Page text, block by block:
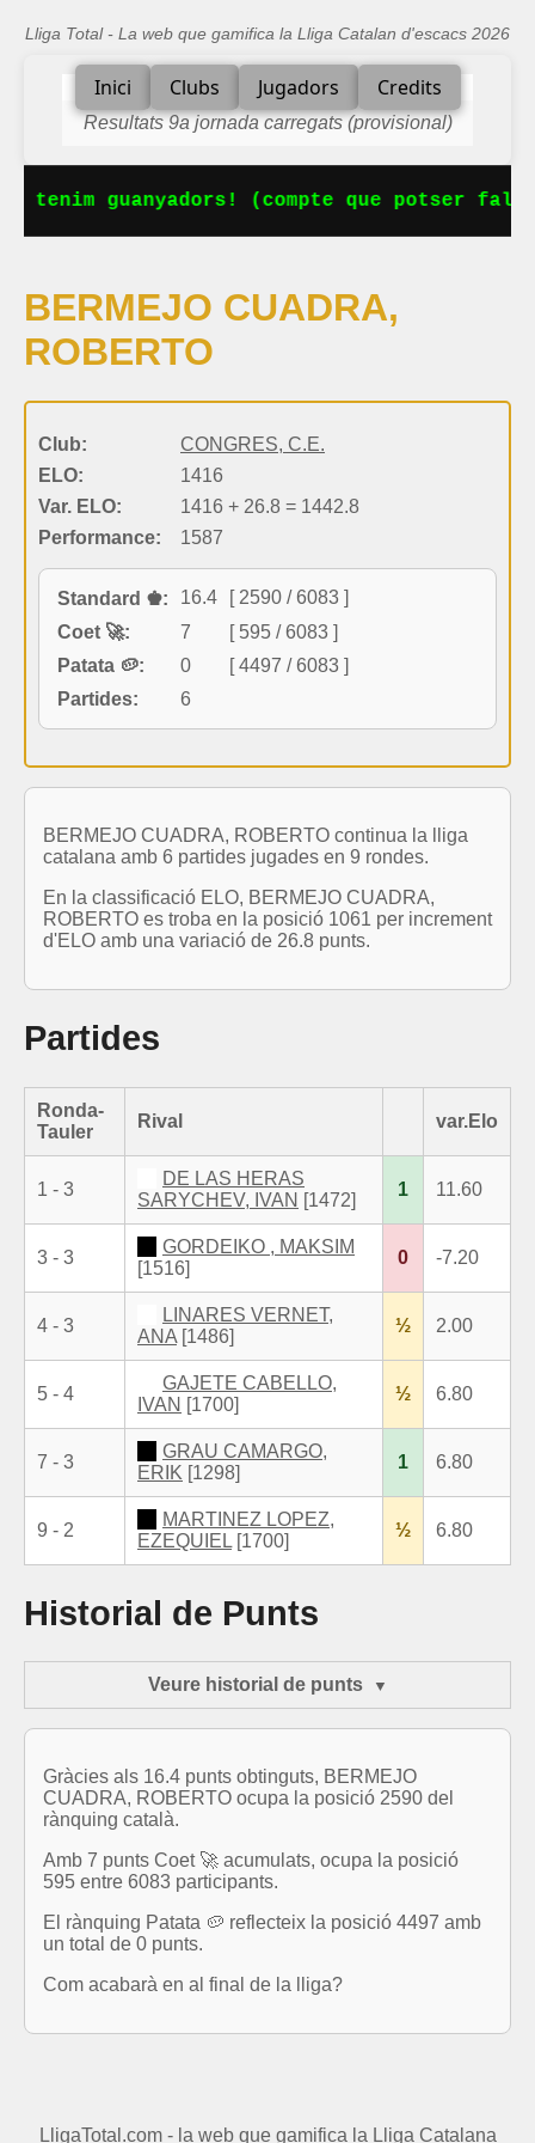
Lliga Total - La web que gamifica la Lliga Catalan d'escacs 2026
Inici Clubs Jugadors Credits
Resultats 9a jornada carregats (provisional)
tenim guanyadors! (compte que potser
BERMEJO CUADRA,
ROBERTO
Club:
CONGRES, C.E.
ELO:
1416
Var. ELO:
1416 + 26.8 = 1442.8
Performance:
1587
Standard ♚: 16.4
[ 2590 / 6083 ]
Coet 🚀:
7
[ 595 / 6083 ]
Patata 🥔:
0
[ 4497 / 6083 ]
Partides:
6
BERMEJO CUADRA, ROBERTO continua la lliga
catalana amb 6 partides jugades en 9 rondes.
En la classificació ELO, BERMEJO CUADRA,
ROBERTO es troba en la posició 1061 per increment
d'ELO amb una variació de 26.8 punts.
Partides
Ronda-
Tauler
Rival var.Elo
1 - 3
DE LAS HERAS
SARYCHEV, IVAN [1472]
1 11.60
3 - 3
GORDEIKO , MAKSIM
[1516]
0 -7.20
4 - 3
LINARES VERNET,
ANA [1486]
½ 2.00
5 - 4
GAJETE CABELLO,
IVAN [1700]
½ 6.80
7 - 3
GRAU CAMARGO,
ERIK [1298]
1 6.80
9 - 2
MARTINEZ LOPEZ,
EZEQUIEL [1700]
½ 6.80
Historial de Punts
Veure historial de punts
Gràcies als 16.4 punts obtinguts, BERMEJO
CUADRA, ROBERTO ocupa la posició 2590 del
rànquing català.
Amb 7 punts Coet 🚀 acumulats, ocupa la posició
595 entre 6083 participants.
El rànquing Patata 🥔 reflecteix la posició 4497 amb
un total de 0 punts.
Com acabarà en al final de la lliga?
LligaTotal.com - la web que gamifica la Lliga Catalana